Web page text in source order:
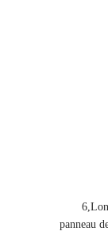
6,
panneau